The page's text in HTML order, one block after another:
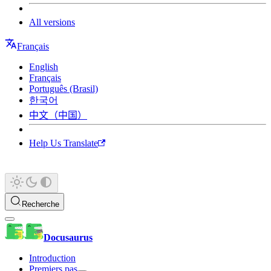
All versions
Français
English
Français
Português (Brasil)
한국어
中文（中国）
Help Us Translate
Recherche
Docusaurus
Introduction